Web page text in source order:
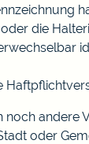
die
noch andere
oder